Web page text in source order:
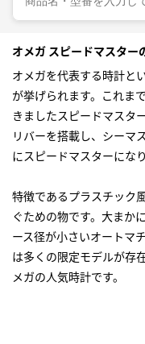
オメガ スピードマスター
オメガを代表する時計と
が挙げられます。これま
きましたスピードマスタ
リバーを搭載し、シーマ
にスピードマスターにな
特徴であるプラスチック
ぐための物です。大まか
ース径が小さいオートマ
は多くの限定モデルが存
メガの人気時計です。